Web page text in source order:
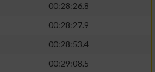
00:28:26.8
00:28:27.9
00:28:53.4
00:29:08.5